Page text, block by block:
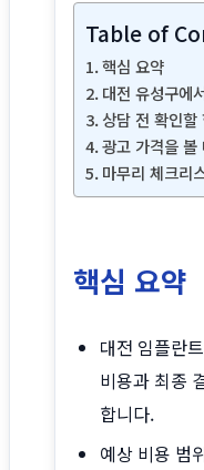
Table of
핵심 요약
대전 유성구에
상담 전 확인할
광고 가격을 볼
마무리 체크리
핵심 요약
대전 임플란
비용과 최종
합니다.
예상 비용 범